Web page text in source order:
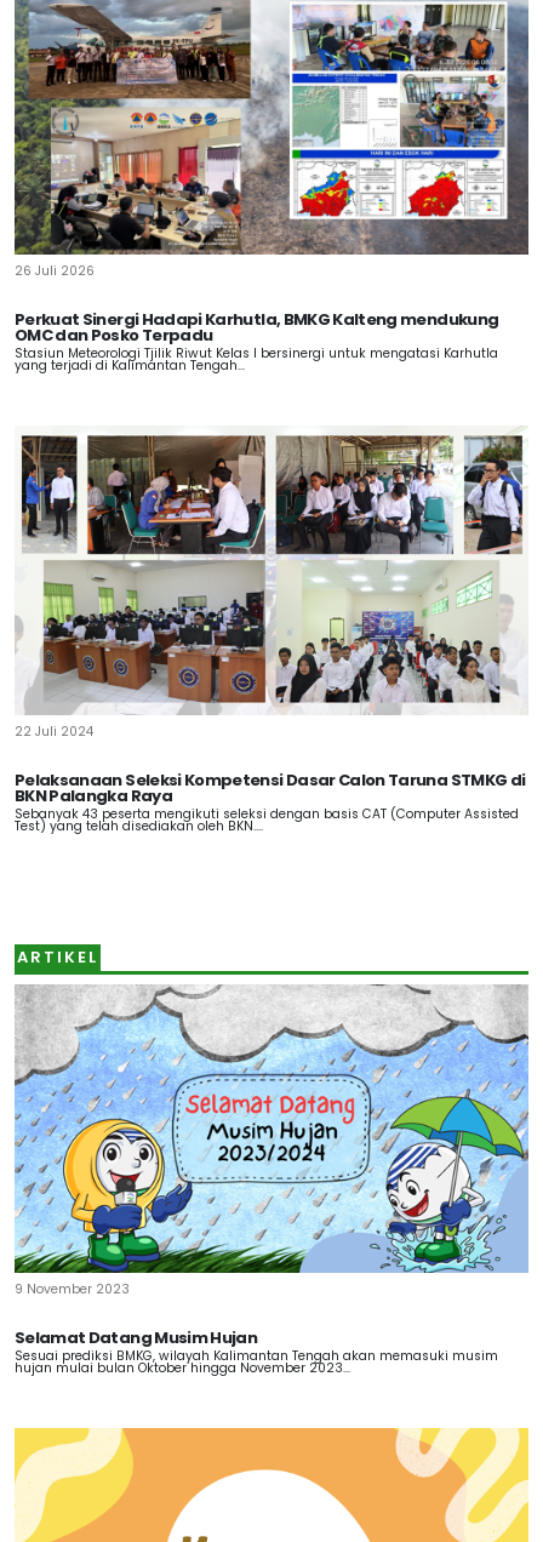
26 Juli 2026
Perkuat Sinergi Hadapi Karhutla, BMKG Kalteng mendukung
OMC dan Posko Terpadu
Stasiun Meteorologi Tjilik Riwut Kelas I bersinergi untuk mengatasi Karhutla
yang terjadi di Kalimantan Tengah...
22 Juli 2024
Pelaksanaan Seleksi Kompetensi Dasar Calon Taruna STMKG di
BKN Palangka Raya
Sebanyak 43 peserta mengikuti seleksi dengan basis CAT (Computer Assisted
Test) yang telah disediakan oleh BKN....
ARTIKEL
9 November 2023
Selamat Datang Musim Hujan
Sesuai prediksi BMKG, wilayah Kalimantan Tengah akan memasuki musim
hujan mulai bulan Oktober hingga November 2023...